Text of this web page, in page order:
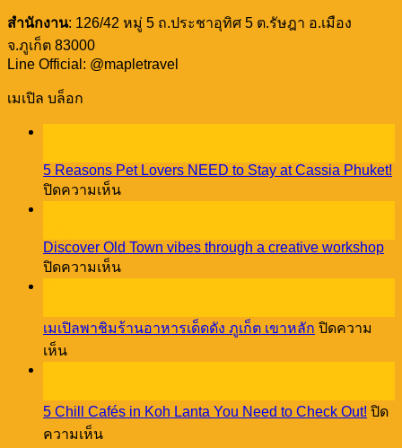
สำนักงาน: 126/42 หมู่ 5 ถ.ประชาอุทิศ 5 ต.รัษฎา อ.เมือง
จ.ภูเก็ต 83000
Line Official: @mapletravel
เมเปิล บล็อก
5 Reasons Pet Lovers NEED to Stay at Cassia Phuket!
ปิดความเห็นบน
Pet
Lovers
NEED
at
Cassia
Discover Old Town vibes through a creative workshop
ปิดความเห็นบน
Town
vibes
เมเปิลพาชิมร้านอาหารเด็ดดัง ภูเก็ต เขาหลัก ปิดความ
เห็นบน
พา
ชิม
5 Chill Cafés in Koh Lanta You Need to Check Out! ปิด
ความเห็นบน